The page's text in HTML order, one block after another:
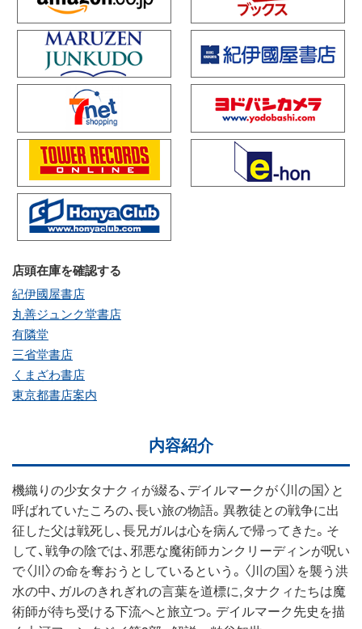
店頭在庫を確認する
紀伊國屋書店
丸善ジュンク堂書店
有隣堂
三省堂書店
くまざわ書店
東京都書店案内
内容紹介
機織りの少女タナクィが綴る、デイルマークが〈川の国〉と
呼ばれていたころの、長い旅の物語。異教徒との戦争に出
征した父は戦死し、長兄ガルは心を病んで帰ってきた。そ
して、戦争の陰では、邪悪な魔術師カンクリーディンが呪い
で〈川〉の命を奪おうとしているという。〈川の国〉を襲う洪
水の中、ガルのきれぎれの言葉を道標に,タナクィたちは魔
術師が待ち受ける下流へと旅立つ。デイルマーク先史を描